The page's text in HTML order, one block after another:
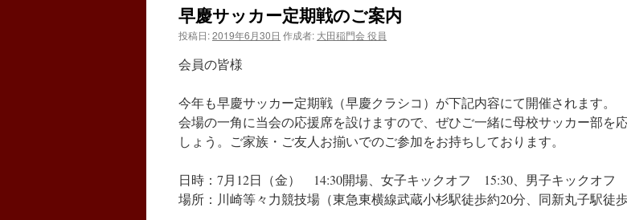
早慶サッカー定期戦のご案内
投稿日:2019年6月30日 作成者: 大田稲門会 役員
会員の皆様
今年も早慶サッカー定期戦（早慶クラシコ）が下記内容にて開催されます。
会場の一角に当会の応援席を設けますので、ぜひご一緒に母校サッカー部を
しょう。ご家族・ご友人お揃いでのご参加をお持ちしております。
日時：7月12日（金） 14:30開場、女子キックオフ 15:30、男子キックオフ
場所：川崎等々力競技場（東急東横線武蔵小杉駅徒歩約20分、同新丸子駅徒歩